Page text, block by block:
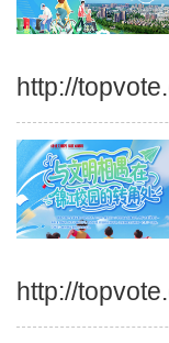
http://
http://